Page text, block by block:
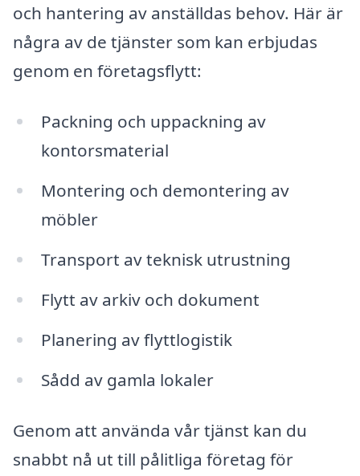
och hantering av anställdas behov. Här är
några av de tjänster som kan erbjudas
genom en företagsflytt:
Packning och uppackning av
kontorsmaterial
Montering och demontering av
möbler
Transport av teknisk utrustning
Flytt av arkiv och dokument
Planering av flyttlogistik
Sådd av gamla lokaler
Genom att använda vår tjänst kan du
snabbt nå ut till pålitliga företag för